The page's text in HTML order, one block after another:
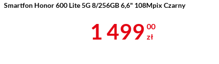
Smartfon Honor 600 Lite 5G 8/256GB 6,6" 108Mpix Czarny
Cena 1 499 zł
1 499 00
zł